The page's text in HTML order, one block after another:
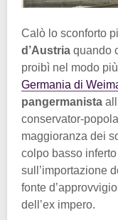
Calò lo sconforto
d’Austria quando
proibì nel modo
Germania di
pangermanista
conservator-
maggioranza dei
colpo basso
sull’importazione
fonte
dell’ex impero.